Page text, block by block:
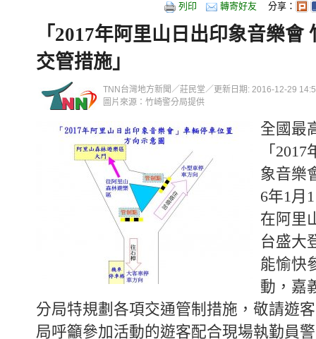
列印 轉寄好友 分享：
「2017年阿里山日出印象音樂會
交管措施」
TNN台灣地方新聞／莊民堂／更新日期: 2016-12-29
圖片來源：竹崎警分局提供
全國最
「
象音樂
6年1月
在阿里
台盛大
能愉快
動，嘉
分局特規劃各項交通管制措施，敬請遊
局呼籲參加活動的遊客配合現場執勤員